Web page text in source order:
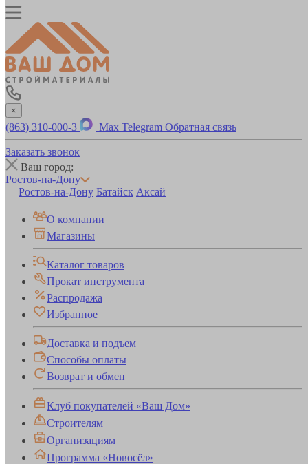
×
(863) 310-000-3 Max Telegram Обратная связь
Заказать звонок
Ваш город:
Ростов-на-Дону
Ростов-на-Дону Батайск Аксай
О компании
Магазины
Каталог товаров
Прокат инструмента
Распродажа
Избранное
Доставка и подъем
Способы оплаты
Возврат и обмен
Клуб покупателей «Ваш Дом»
Строителям
Организациям
Программа «Новосёл»